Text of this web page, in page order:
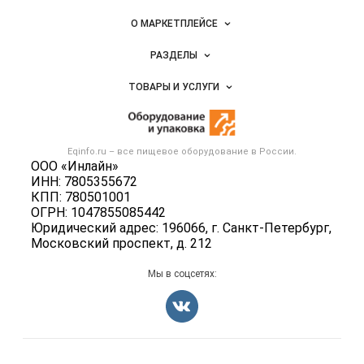
Важные разделы и контакты
Eqinfo.ru – все пищевое оборудование в России.
ООО «Инлайн»
ИНН: 7805355672
КПП: 780501001
ОГРН: 1047855085442
Юридический адрес: 196066, г. Санкт-Петербург,
Московский проспект, д. 212
Навигация по сайтуО МАРКЕТПЛЕЙСЕ
Новости Eqinfo.ru
Размещение рекламы
Публичная оферта
Контактная информация
Политика обработки персональных данных
РАЗДЕЛЫ
Объявления
Вакансии
Блог
ТОВАРЫ И УСЛУГИ
Оборудование для пищепрома
Тара и упаковка
Б/у оборудование
Информация о компаниях
Добавить объявление
Карта объявлений
Мы в соцсетях: